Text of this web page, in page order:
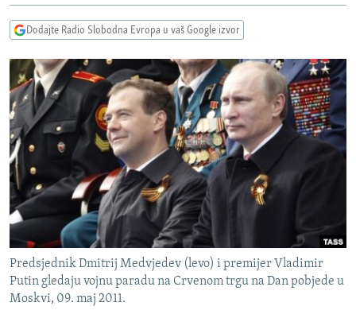
Pređite
na
pretragu
VIZUELNO
VIDEO
FOTOGALERIJE
INFOGRAFIKE
PODCASTI
RAT U UKRAJINI
KINA NA BALKANU
RSE PRIČE IZ SVIJETA
ISPRIČAJ MI
DNEVNO@RSE
SPECIJALI RSE
VIŠE OD NASLOVA
GENOCID U SREBRENICI
PRATITE NAS
Dodajte Radio Slobodna Evropa u vaš Google izvor
Predsjednik Dmitrij Medvjedev (levo) i premijer Vladimir
Putin gledaju vojnu paradu na Crvenom trgu na Dan pobjede u
Moskvi, 09. maj 2011.